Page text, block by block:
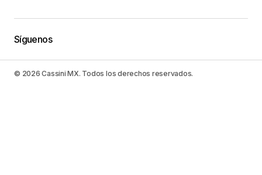
Síguenos
© 2026 Cassini MX. Todos los derechos reservados.